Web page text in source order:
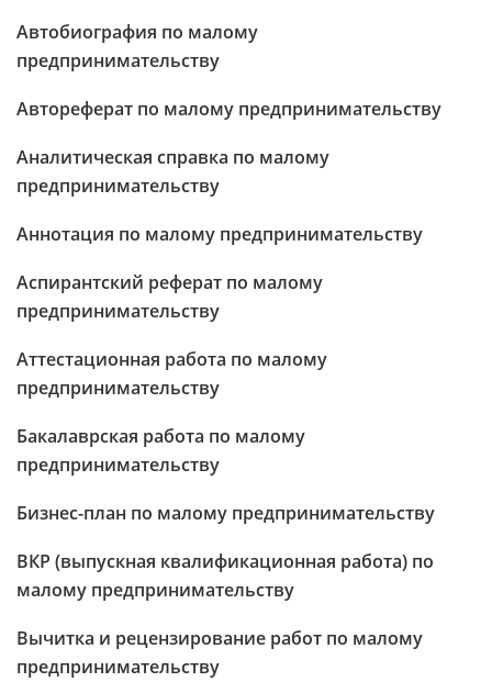
Автобиография по малому
предпринимательству
Автореферат по малому предпринимательству
Аналитическая справка по малому
предпринимательству
Аннотация по малому предпринимательству
Аспирантский реферат по малому
предпринимательству
Аттестационная работа по малому
предпринимательству
Бакалаврская работа по малому
предпринимательству
Бизнес-план по малому предпринимательству
ВКР (выпускная квалификационная работа) по
малому предпринимательству
Вычитка и рецензирование работ по малому
предпринимательству